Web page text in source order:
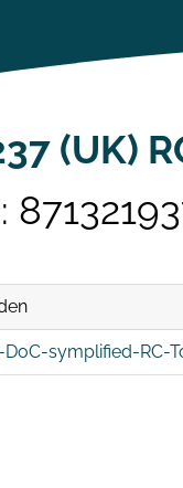
(UK)
DoC-symplified-RC-